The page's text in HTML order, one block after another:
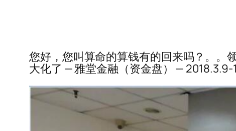
您好，您叫算命的算钱有的回来吗？。。
大化了 — 雅堂金融（资金盘） — 2018.3.9-